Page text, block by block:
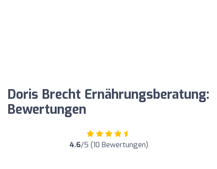
Doris Brecht Ernährungsberatung:
Bewertungen
4.6/5 (10 Bewertungen)